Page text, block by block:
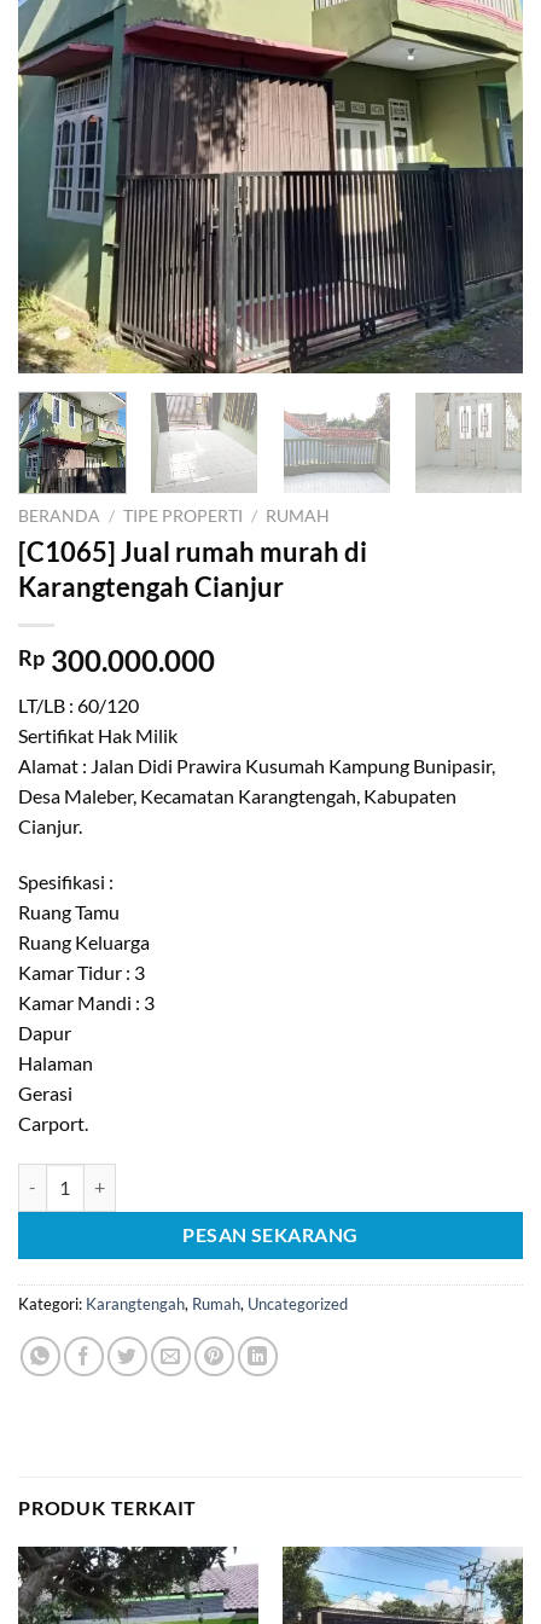
BERANDA / TIPE PROPERTI / RUMAH
[C1065] Jual rumah murah di
Karangtengah Cianjur
Rp 300.000.000
LT/LB : 60/120
Sertifikat Hak Milik
Alamat : Jalan Didi Prawira Kusumah Kampung Bunipasir,
Desa Maleber, Kecamatan Karangtengah, Kabupaten
Cianjur.
Spesifikasi :
Ruang Tamu
Ruang Keluarga
Kamar Tidur : 3
Kamar Mandi : 3
Dapur
Halaman
Gerasi
Carport.
PESAN SEKARANG
Kategori: Karangtengah, Rumah, Uncategorized
PRODUK TERKAIT